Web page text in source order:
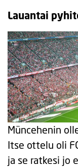
Lauantai
Müncehenin
Itse ottelu oli
ja se ratkesi jo